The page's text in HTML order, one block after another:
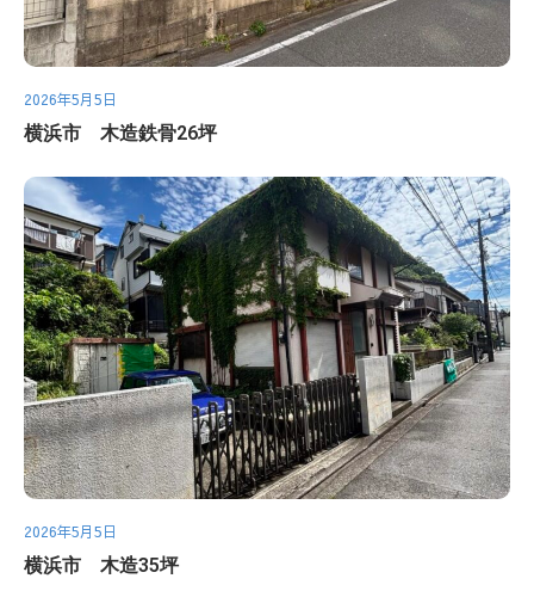
横浜市 木造鉄骨26坪
2026年5月5日
横浜市 木造35坪
2026年5月5日